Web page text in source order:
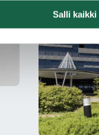
Salli kaikki